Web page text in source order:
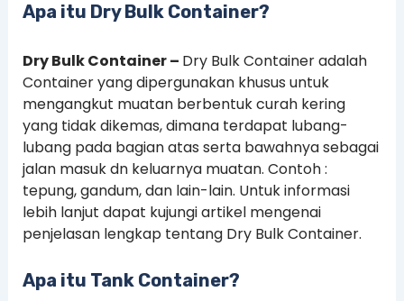
Apa itu Dry Bulk Container?
Dry Bulk Container – Dry Bulk Container adalah
Container yang dipergunakan khusus untuk
mengangkut muatan berbentuk curah kering
yang tidak dikemas, dimana terdapat lubang-
lubang pada bagian atas serta bawahnya sebagai
jalan masuk dn keluarnya muatan. Contoh :
tepung, gandum, dan lain-lain. Untuk informasi
lebih lanjut dapat kujungi artikel mengenai
penjelasan lengkap tentang Dry Bulk Container.
Apa itu Tank Container?